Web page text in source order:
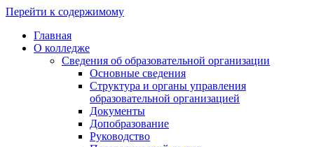
Перейти к содержимому
Главная
О колледже
Сведения об образовательной организации
Основные сведения
Структура и органы управления
образовательной организацией
Документы
Допобразование
Руководство